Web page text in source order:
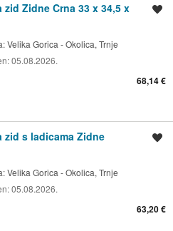
Zidne Crna 33 x 34,5 x
Velika Gorica - Okolica, Trnje
05.08.2026.
68,14 €
zid s ladicama Zidne
Velika Gorica - Okolica, Trnje
05.08.2026.
63,20 €